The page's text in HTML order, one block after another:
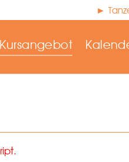
►
Kursangebot